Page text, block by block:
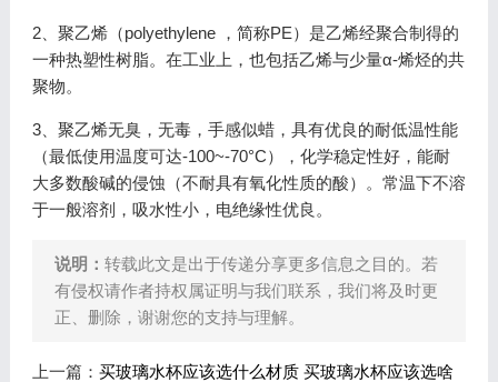
2、聚乙烯（polyethylene ，简称PE）是乙烯经聚合制得的
一种热塑性树脂。在工业上，也包括乙烯与少量α-烯烃的共
聚物。
3、聚乙烯无臭，无毒，手感似蜡，具有优良的耐低温性能
（最低使用温度可达-100~-70°C），化学稳定性好，能耐
大多数酸碱的侵蚀（不耐具有氧化性质的酸）。常温下不溶
于一般溶剂，吸水性小，电绝缘性优良。
说明： 转载此文是出于传递分享更多信息之目的。若
有侵权请作者持权属证明与我们联系，我们将及时更
正、删除，谢谢您的支持与理解。
上一篇： 买玻璃水杯应该选什么材质 买玻璃水杯应该选啥